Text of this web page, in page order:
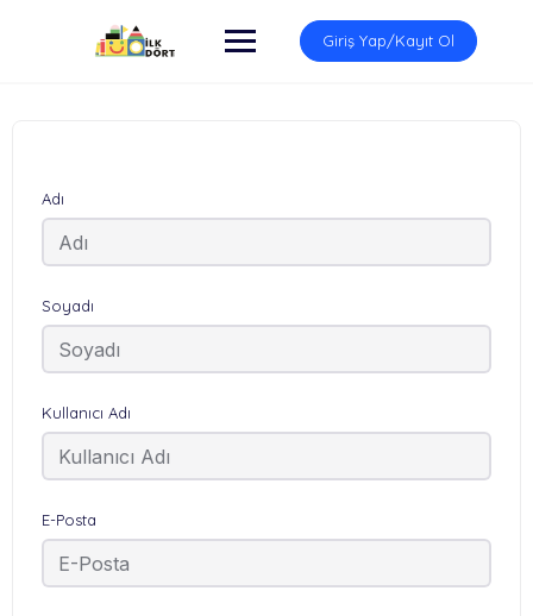
Giriş Yap/Kayıt Ol
Adı
Soyadı
Kullanıcı Adı
E-Posta